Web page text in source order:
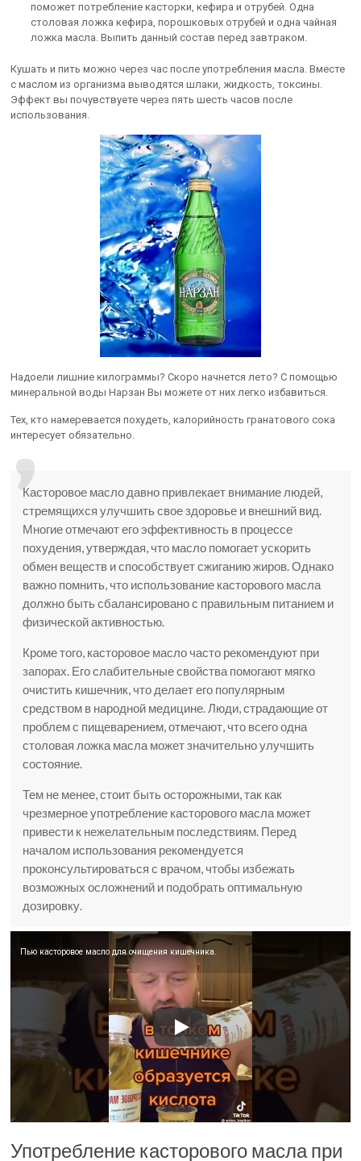
поможет потребление касторки, кефира и отрубей. Одна
столовая ложка кефира, порошковых отрубей и одна чайная
ложка масла. Выпить данный состав перед завтраком.
Кушать и пить можно через час после употребления масла. Вместе
с маслом из организма выводятся шлаки, жидкость, токсины.
Эффект вы почувствуете через пять шесть часов после
использования.
Надоели лишние килограммы? Скоро начнется лето? С помощью
минеральной воды Нарзан Вы можете от них легко избавиться.
Тех, кто намеревается похудеть, калорийность гранатового сока
интересует обязательно.
Касторовое масло давно привлекает внимание людей,
стремящихся улучшить свое здоровье и внешний вид.
Многие отмечают его эффективность в процессе
похудения, утверждая, что масло помогает ускорить
обмен веществ и способствует сжиганию жиров. Однако
важно помнить, что использование касторового масла
должно быть сбалансировано с правильным питанием и
физической активностью.
Кроме того, касторовое масло часто рекомендуют при
запорах. Его слабительные свойства помогают мягко
очистить кишечник, что делает его популярным
средством в народной медицине. Люди, страдающие от
проблем с пищеварением, отмечают, что всего одна
столовая ложка масла может значительно улучшить
состояние.
Тем не менее, стоит быть осторожными, так как
чрезмерное употребление касторового масла может
привести к нежелательным последствиям. Перед
началом использования рекомендуется
проконсультироваться с врачом, чтобы избежать
возможных осложнений и подобрать оптимальную
дозировку.
Пью касторовое масло для очищения кишечника.
Употребление касторового масла при